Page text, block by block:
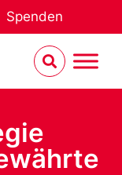
Spenden